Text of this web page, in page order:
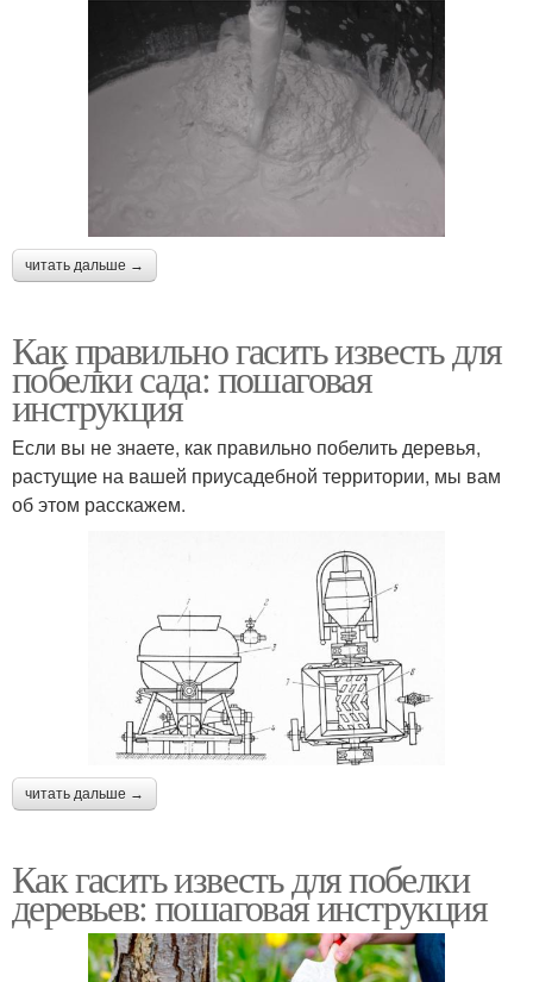
читать дальше →
Как правильно гасить известь для
побелки сада: пошаговая
инструкция
Если вы не знаете, как правильно побелить деревья,
растущие на вашей приусадебной территории, мы вам
об этом расскажем.
читать дальше →
Как гасить известь для побелки
деревьев: пошаговая инструкция